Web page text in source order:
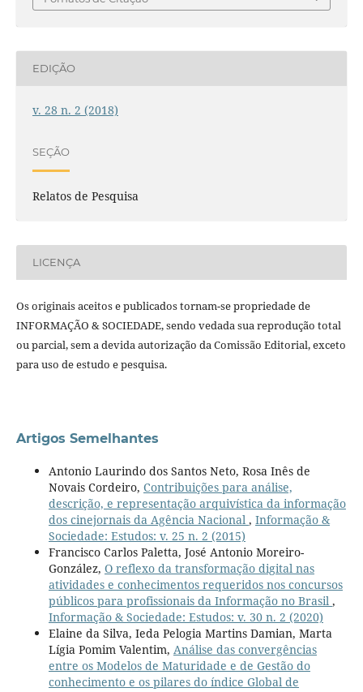
EDIÇÃO
v. 28 n. 2 (2018)
SEÇÃO
Relatos de Pesquisa
LICENÇA
Os originais aceitos e publicados tornam-se propriedade de
INFORMAÇÃO & SOCIEDADE, sendo vedada sua reprodução total
ou parcial, sem a devida autorização da Comissão Editorial, exceto
para uso de estudo e pesquisa.
Artigos Semelhantes
Antonio Laurindo dos Santos Neto, Rosa Inês de
Novais Cordeiro, Contribuições para análise,
descrição, e representação arquivística da informação
dos cinejornais da Agência Nacional , Informação &
Sociedade: Estudos: v. 25 n. 2 (2015)
Francisco Carlos Paletta, José Antonio Moreiro-
González, O reflexo da transformação digital nas
atividades e conhecimentos requeridos nos concursos
públicos para profissionais da Informação no Brasil ,
Informação & Sociedade: Estudos: v. 30 n. 2 (2020)
Elaine da Silva, Ieda Pelogia Martins Damian, Marta
Lígia Pomim Valentim, Análise das convergências
entre os Modelos de Maturidade e de Gestão do
conhecimento e os pilares do índice Global de